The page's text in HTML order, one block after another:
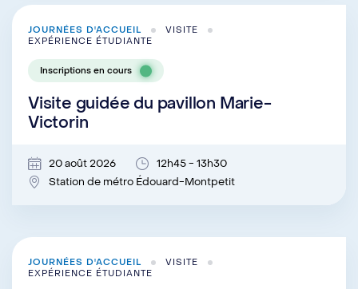
JOURNÉES D'ACCUEIL
VISITE
EXPÉRIENCE ÉTUDIANTE
Inscriptions en cours
Visite guidée du pavillon Marie-
Victorin
20 août 2026
12h45 - 13h30
Station de métro Édouard-Montpetit
JOURNÉES D'ACCUEIL
VISITE
EXPÉRIENCE ÉTUDIANTE